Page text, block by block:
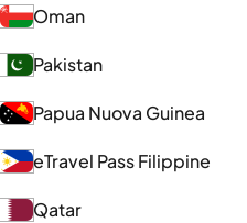
Oman
Pakistan
Papua Nuova Guinea
eTravel Pass Filippine
Qatar